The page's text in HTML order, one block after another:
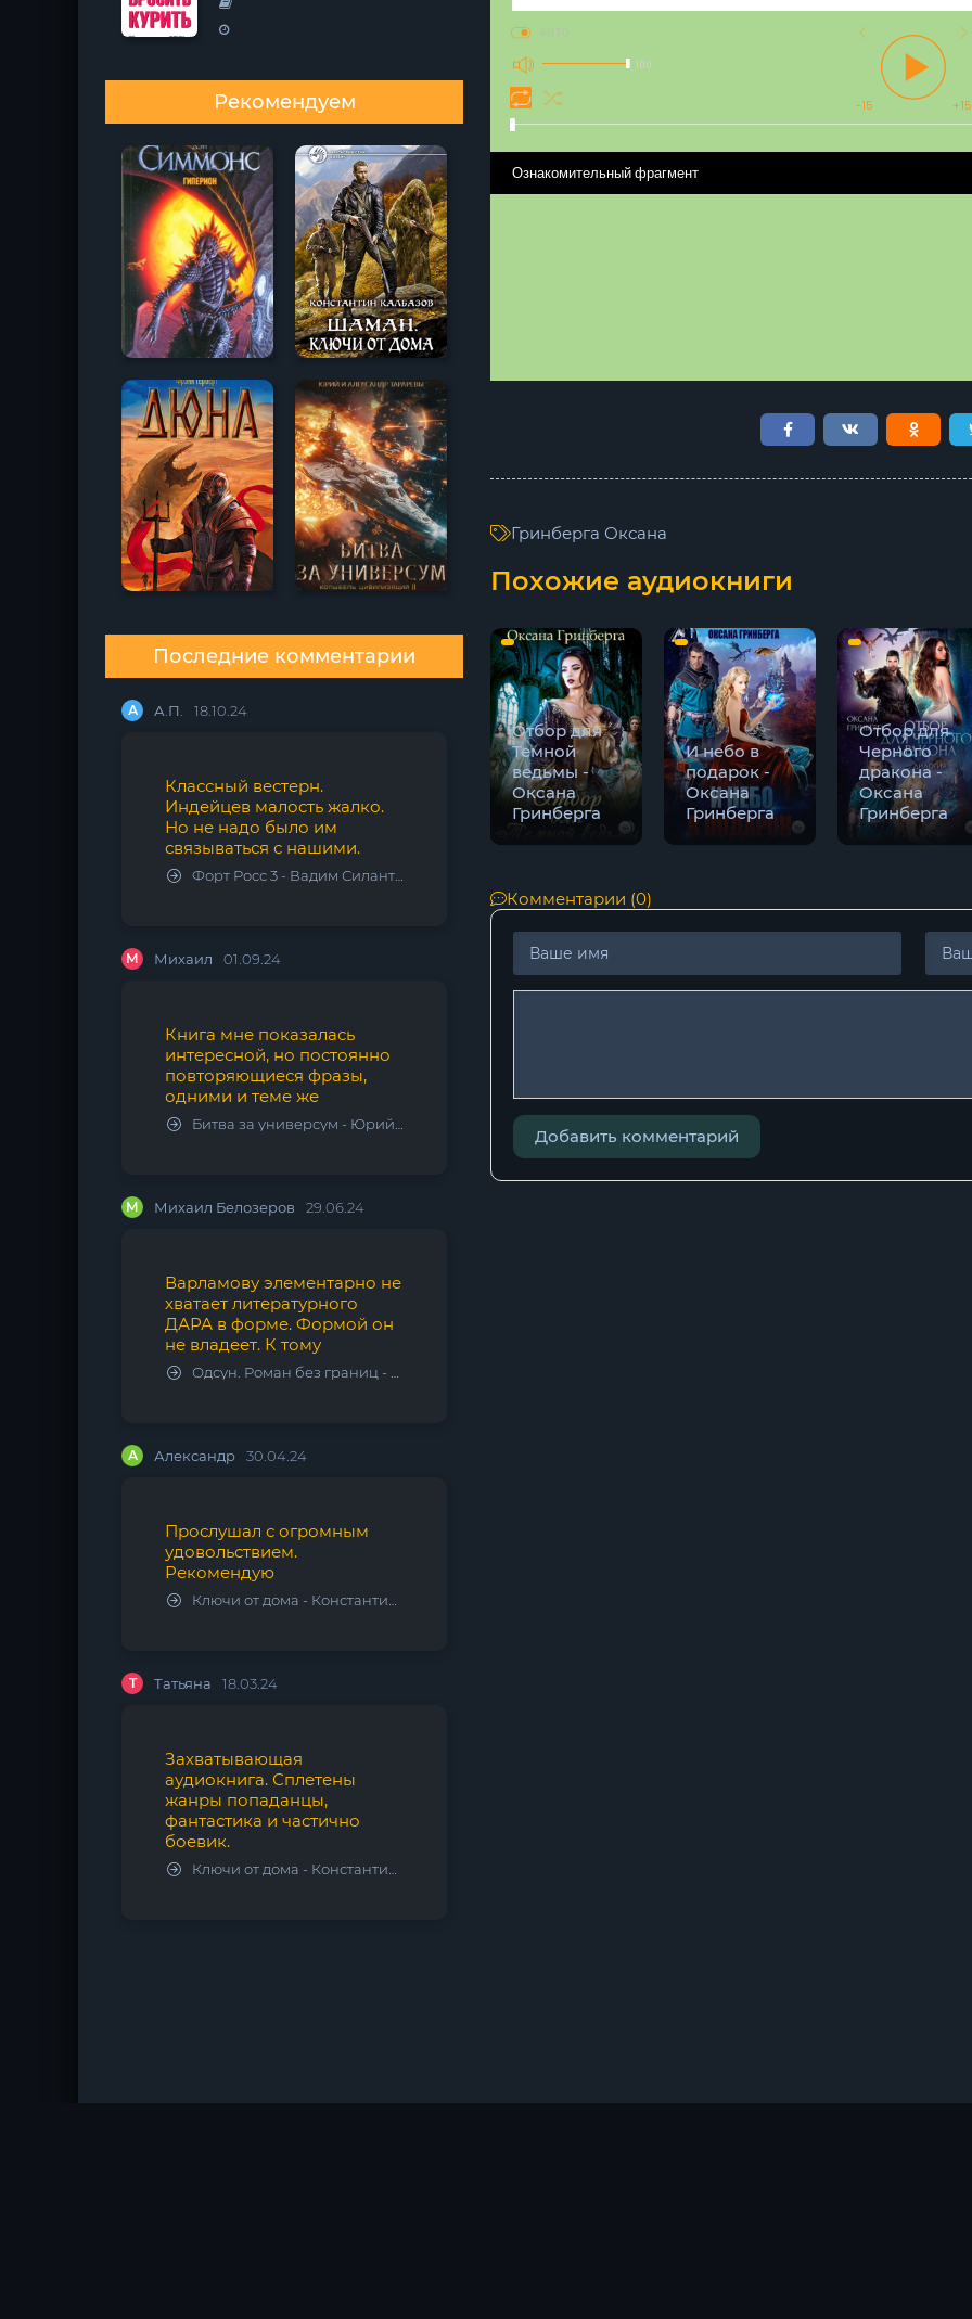
Рекомендуем
Последние комментарии
А А.П. 18.10.24
Классный вестерн.
Индейцев малость жалко.
Но не надо было им
связываться с нашими.
Форт Росс 3 - Вадим Силантьев
М Михаил 01.09.24
Книга мне показалась
интересной, но постоянно
повторяющиеся фразы,
одними и теме же
Битва за универсум - Юрий Тарарев, Александр Тарарев
М Михаил Белозеров 29.06.24
Варламову элементарно не
хватает литературного
ДАРА в форме. Формой он
не владеет. К тому
Одсун. Роман без границ - Алексей Варламов
А Александр 30.04.24
Прослушал с огромным
удовольствием.
Рекомендую
Ключи от дома - Константин Калбазов
Т Татьяна 18.03.24
Захватывающая
аудиокнига. Сплетены
жанры попаданцы,
фантастика и частично
боевик.
Ключи от дома - Константин Калбазов
100
-15 +15
AUTO
Ознакомительный фрагмент
Гринберга Оксана
Похожие аудиокниги
Отбор для
Темной
ведьмы -
Оксана
Гринберга
И небо в
подарок -
Оксана
Гринберга
Отбор для
Черного
дракона -
Оксана
Гринберга
Комментарии (0)
Добавить комментарий